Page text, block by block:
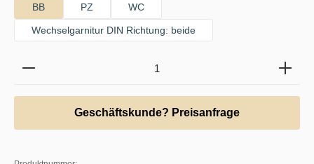
BB PZ WC
Wechselgarnitur DIN Richtung: beide
Produkt Anzahl: Gib den gewünschten Wert ein
Geschäftskunde? Preisanfrage